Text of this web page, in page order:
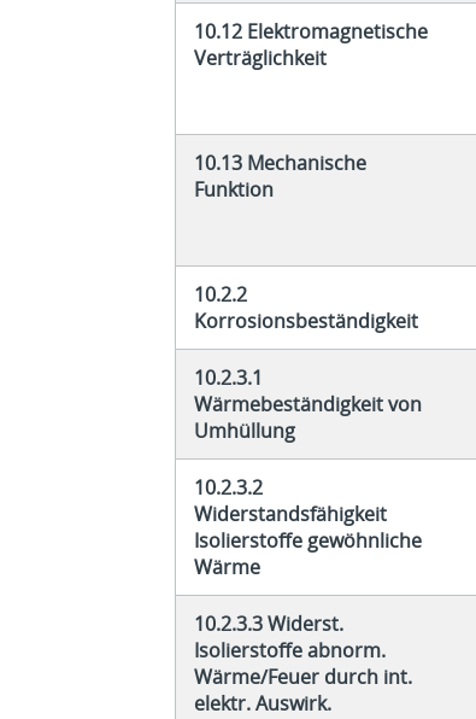
10.12 Elektromagnetische
Verträglichkeit
10.13 Mechanische
Funktion
10.2.2
Korrosionsbeständigkeit
10.2.3.1
Wärmebeständigkeit von
Umhüllung
10.2.3.2
Widerstandsfähigkeit
Isolierstoffe gewöhnliche
Wärme
10.2.3.3 Widerst.
Isolierstoffe abnorm.
Wärme/Feuer durch int.
elektr. Auswirk.